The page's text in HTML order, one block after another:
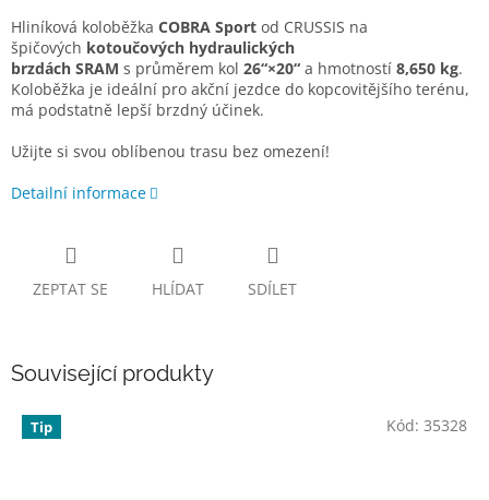
Hliníková koloběžka COBRA Sport od CRUSSIS na
špičových kotoučových hydraulických
brzdách SRAM s průměrem kol 26“×20“ a hmotností 8,650 kg.
Koloběžka je ideální pro akční jezdce do kopcovitějšího terénu,
má podstatně lepší brzdný účinek.
Užijte si svou oblíbenou trasu bez omezení!
Detailní informace
ZEPTAT SE HLÍDAT SDÍLET
Související produkty
Tip Kód: 35328